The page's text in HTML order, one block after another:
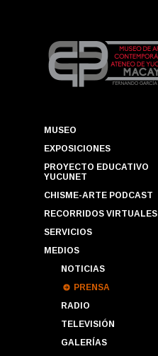
MUSEO
EXPOSICIONES
PROYECTO EDUCATIVO
YUCUNET
CHISME-ARTE PODCAST
RECORRIDOS VIRTUALES
SERVICIOS
MEDIOS
NOTICIAS
PRENSA
RADIO
TELEVISIÓN
GALERÍAS